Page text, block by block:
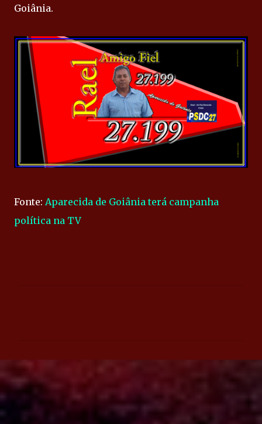
Goiânia.
Fonte: Aparecida de Goiânia terá campanha
política na TV
n
t